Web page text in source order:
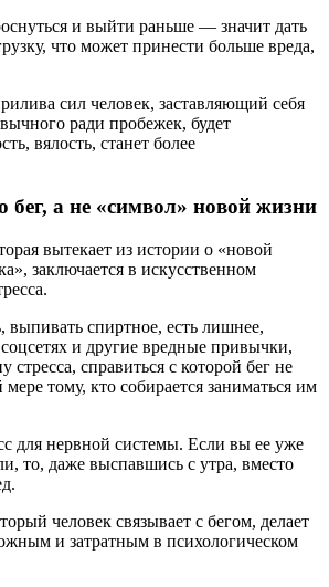
и выйти раньше — значит дать
что может принести больше вреда,
сил человек, заставляющий себя
ради пробежек, будет
вялость, станет более
бег, а не «символ» новой жизни
вытекает из истории о «новой
заключается в искусственном
выпивать спиртное, есть лишнее,
и другие вредные привычки,
стресса, справиться с которой бег не
тому, кто собирается заниматься им
для нервной системы. Если вы ее уже
то, даже выспавшись с утра, вместо
человек связывает с бегом, делает
и затратным в психологическом